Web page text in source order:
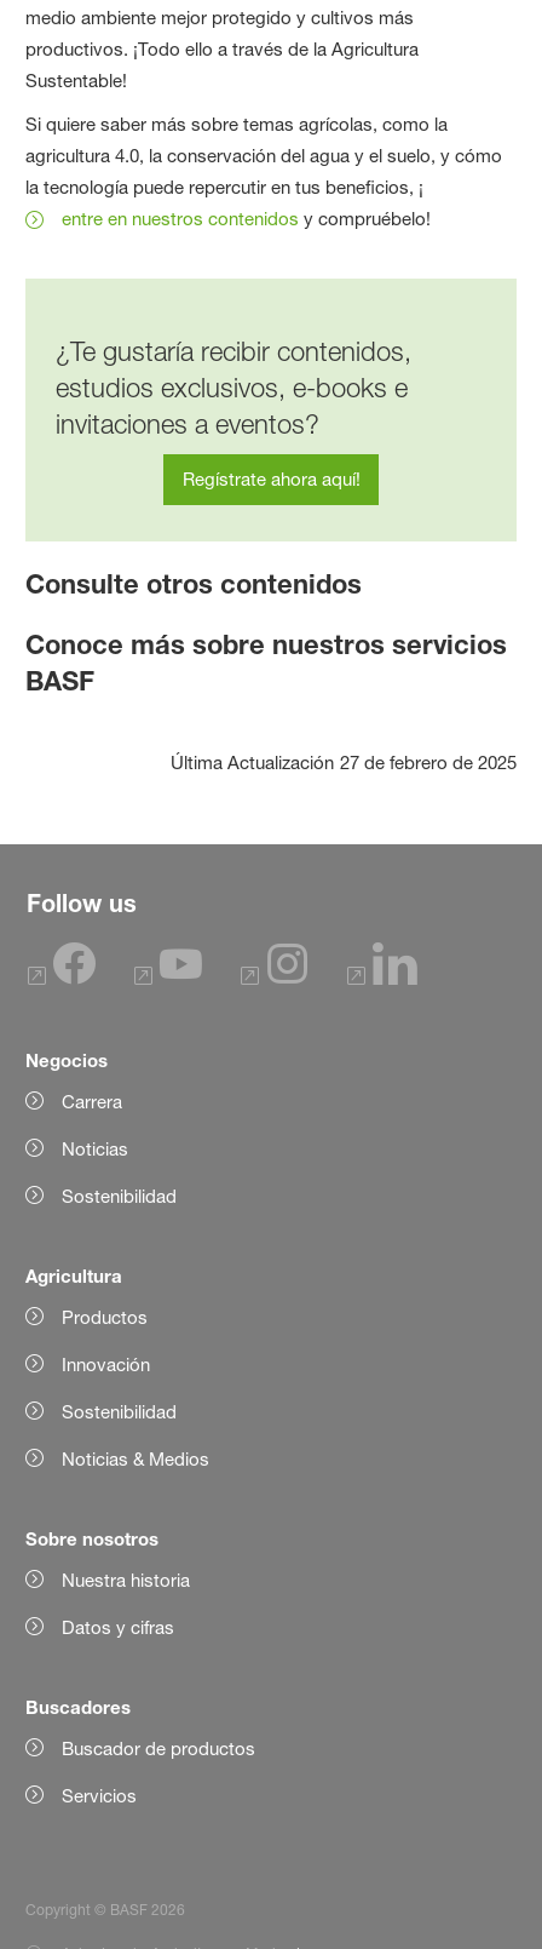
medio ambiente mejor protegido y cultivos más
productivos. ¡Todo ello a través de la Agricultura
Sustentable!
Si quiere saber más sobre temas agrícolas, como la
agricultura 4.0, la conservación del agua y el suelo, y cómo
la tecnología puede repercutir en tus beneficios, ¡
entre en nuestros contenidos y compruébelo!
¿Te gustaría recibir contenidos,
estudios exclusivos, e-books e
invitaciones a eventos?
Regístrate ahora aquí!
Consulte otros contenidos
Conoce más sobre nuestros servicios
BASF
Última Actualización 27 de febrero de 2025
Follow us
Negocios
Carrera
Noticias
Sostenibilidad
Agricultura
Productos
Innovación
Sostenibilidad
Noticias & Medios
Sobre nosotros
Nuestra historia
Datos y cifras
Buscadores
Buscador de productos
Servicios
Copyright © BASF 2026